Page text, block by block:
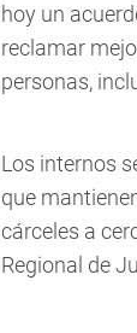
hoy un
reclamar
personas,
Los internos
que
cárceles a
Regional de